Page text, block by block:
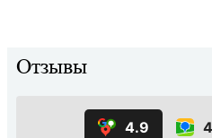
Отзывы
4.9